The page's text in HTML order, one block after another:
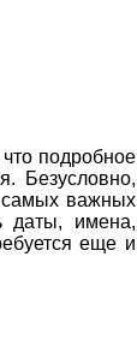
подробное
Безусловно,
самых важных
даты, имена,
еще и